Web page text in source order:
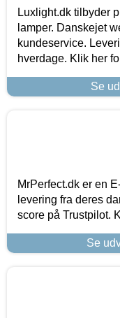
Luxlight.dk tilbyder
lamper. Danskejet
kundeservice.
hverdage. Klik her
Se
MrPerfect.dk er en
levering fra deres
score på Trustpilot.
Se